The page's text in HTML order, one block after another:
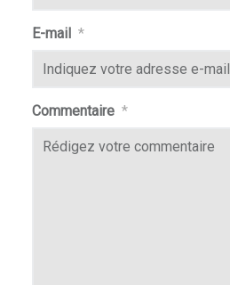
E-mail *
Commentaire *